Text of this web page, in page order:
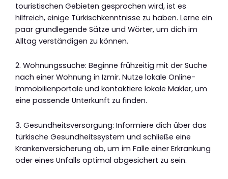
touristischen Gebieten gesprochen wird, ist es
hilfreich, einige Türkischkenntnisse zu haben. Lerne ein
paar grundlegende Sätze und Wörter, um dich im
Alltag verständigen zu können.
2. Wohnungssuche: Beginne frühzeitig mit der Suche
nach einer Wohnung in Izmir. Nutze lokale Online-
Immobilienportale und kontaktiere lokale Makler, um
eine passende Unterkunft zu finden.
3. Gesundheitsversorgung: Informiere dich über das
türkische Gesundheitssystem und schließe eine
Krankenversicherung ab, um im Falle einer Erkrankung
oder eines Unfalls optimal abgesichert zu sein.